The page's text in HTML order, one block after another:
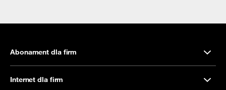
Abonament dla firm
Internet dla firm